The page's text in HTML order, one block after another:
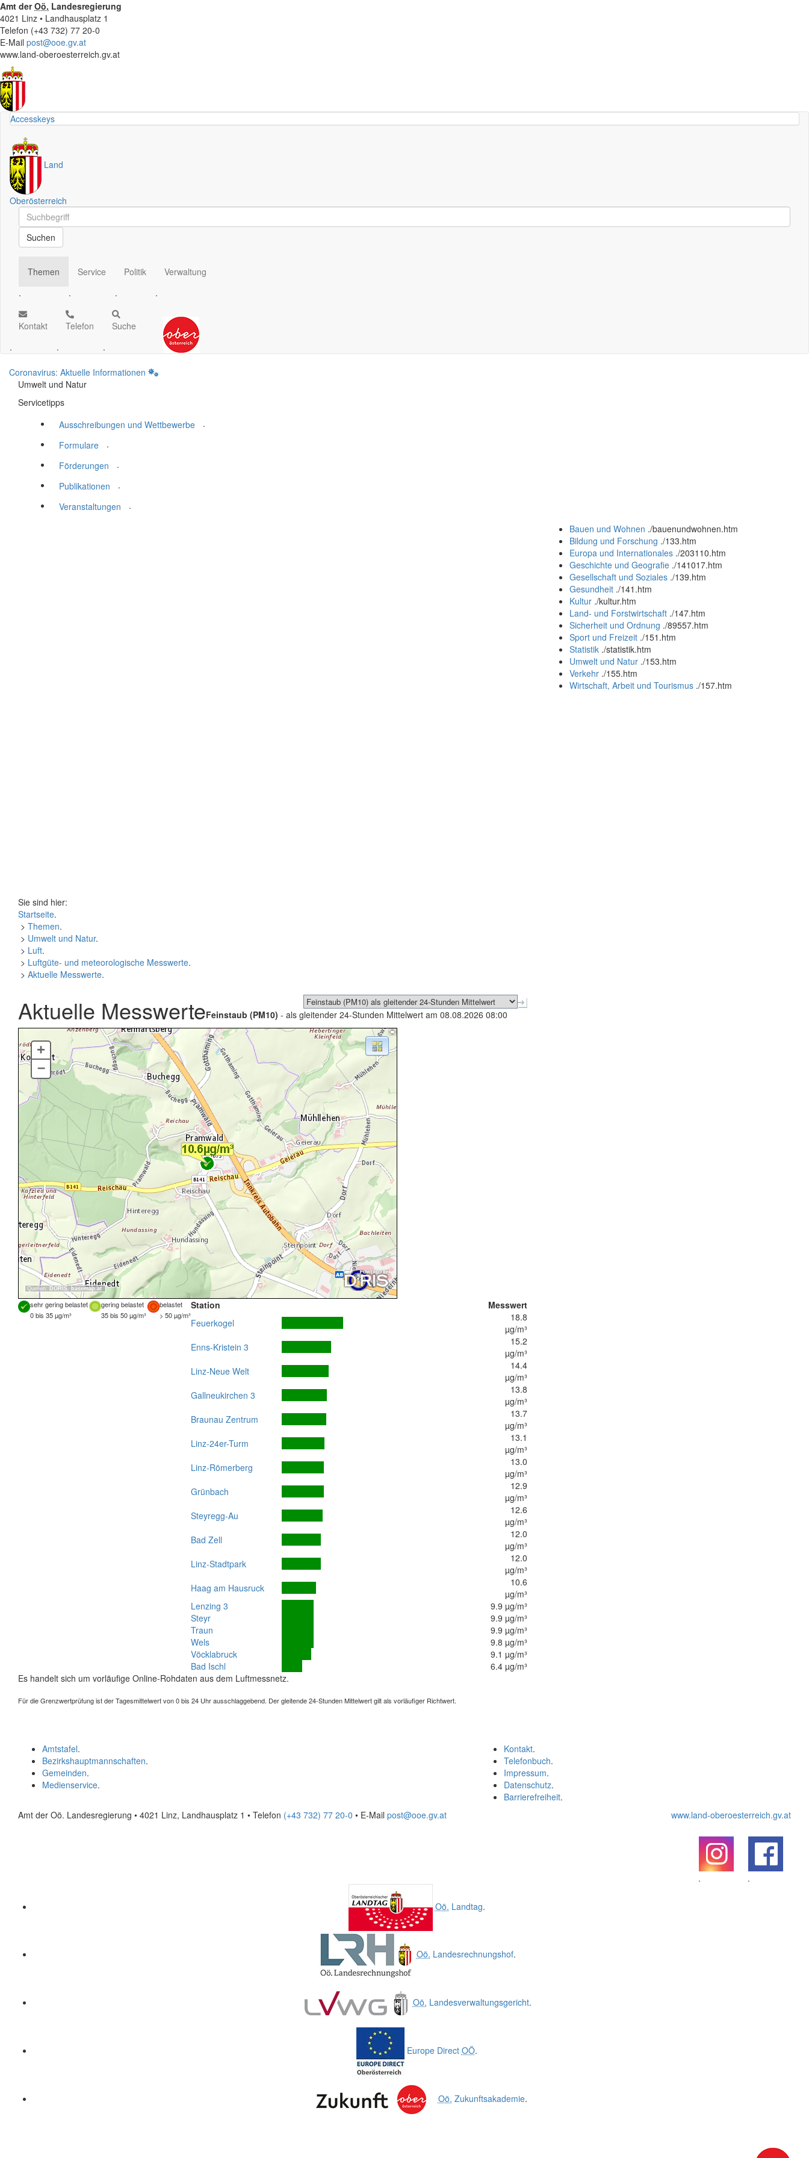
Amt derOö. Landesregierung
4021 Linz • Landhausplatz 1
Telefon (+43 732) 77 20-0
E-Mail post@ooe.gv.at
www.land-oberoesterreich.gv.at
Accesskeys
Land
Oberösterreich
Schnellsuche
Schnellsuche
Suchen
Themen
.
Service
.
Politik
.
Verwaltung
.
Kontakt
.
Telefon
.
Suche
.
Coronavirus: Aktuelle Informationen
Umwelt und Natur
Servicetipps
Ausschreibungen und Wettbewerbe
.
Formulare
.
Förderungen
.
Publikationen
.
Veranstaltungen
.
Bauen und Wohnen ./bauenundwohnen.htm
Bildung und Forschung ./133.htm
Europa und Internationales ./203110.htm
Geschichte und Geografie ./141017.htm
Gesellschaft und Soziales ./139.htm
Gesundheit ./141.htm
Kultur ./kultur.htm
Land- und Forstwirtschaft ./147.htm
Sicherheit und Ordnung ./89557.htm
Sport und Freizeit ./151.htm
Statistik ./statistik.htm
Umwelt und Natur ./153.htm
Verkehr ./155.htm
Wirtschaft, Arbeit und Tourismus ./157.htm
Sie sind hier:
Startseite.
> Themen.
> Umwelt und Natur.
> Luft.
> Luftgüte- und meteorologische Messwerte.
> Aktuelle Messwerte.
Aktuelle MesswerteFeinstaub (PM10) - als gleitender 24-Stunden Mittelwert am 08.08.2026 08:00
Quellen: DORIS, basemap.at
+
–
sehr gering belastet gering belastet
belastet
0 bis 35 µg/m³
35 bis 50 µg/m³ > 50 µg/m³
Station
Messwert
Feuerkogel
18.8
µg/m³
Enns-Kristein 3
15.2
µg/m³
Linz-Neue Welt
14.4
µg/m³
Gallneukirchen 3
13.8
µg/m³
Braunau Zentrum
13.7
µg/m³
Linz-24er-Turm
13.1
µg/m³
Linz-Römerberg
13.0
µg/m³
Grünbach
12.9
µg/m³
Steyregg-Au
12.6
µg/m³
Bad Zell
12.0
µg/m³
Linz-Stadtpark
12.0
µg/m³
Haag am Hausruck
10.6
µg/m³
Lenzing 3
9.9 µg/m³
Steyr
9.9 µg/m³
Traun
9.9 µg/m³
Wels
9.8 µg/m³
Vöcklabruck
9.1 µg/m³
Bad Ischl
6.4 µg/m³
Es handelt sich um vorläufige Online-Rohdaten aus dem Luftmessnetz.
Für die Grenzwertprüfung ist der Tagesmittelwert von 0 bis 24 Uhr ausschlaggebend. Der gleitende 24-Stunden Mittelwert gilt als vorläufiger Richtwert.
Kontakt.
Telefonbuch.
Impressum.
Datenschutz.
Barrierefreiheit.
Amtstafel.
Bezirkshauptmannschaften.
Gemeinden.
Medienservice.
Amt der Oö. Landesregierung • 4021 Linz, Landhausplatz 1 • Telefon (+43 732) 77 20-0 • E-Mail post@ooe.gv.at www.land-oberoesterreich.gv.at
.
.
Oö. Landtag.
Oö. Landesrechnungshof.
Oö. Landesverwaltungsgericht.
Europe Direct OÖ.
Oö. Zukunftsakademie.